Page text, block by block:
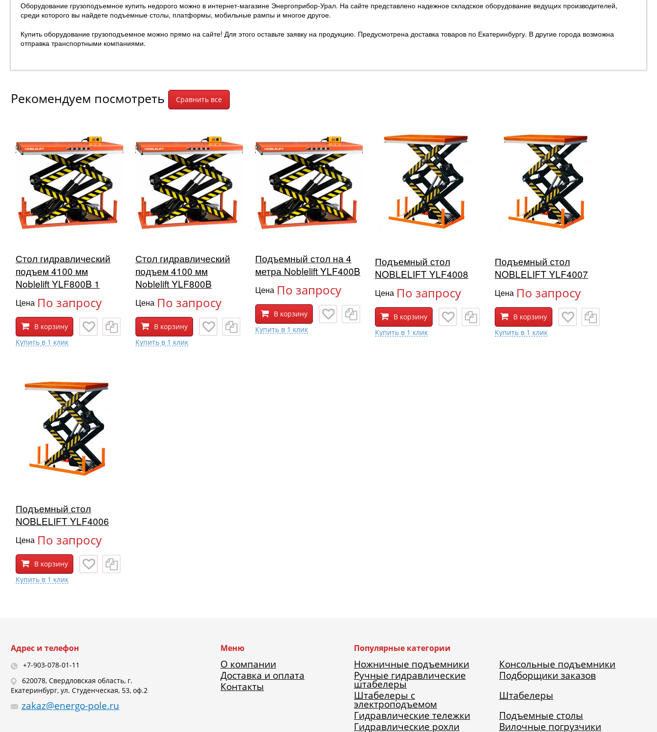
Оборудование грузоподъемное купить недорого можно в интернет-магазине Энергоприбор-Урал. На сайте представлено надежное складское оборудование ведущих производителей,
среди которого вы найдете подъемные столы, платформы, мобильные рампы и многое другое.
Купить оборудование грузоподъемное можно прямо на сайте! Для этого оставьте заявку на продукцию. Предусмотрена доставка товаров по Екатеринбургу. В другие города возможна
отправка транспортными компаниями.
Рекомендуем посмотреть
Стол гидравлический
подъем 4100 мм
Noblelift YLF800B 1
Цена По запросу
В корзину
Стол гидравлический
подъем 4100 мм
Noblelift YLF800B
Цена По запросу
В корзину
Подъемный стол на 4
метра Noblelift YLF400B
Цена По запросу
В корзину
Подъемный стол
NOBLELIFT YLF4008
Цена По запросу
В корзину
Подъемный стол
NOBLELIFT YLF4007
Цена По запросу
В корзину
Подъемный стол
NOBLELIFT YLF4006
Цена По запросу
В корзину
Адрес и телефон
+7-903-078-01-11
620078, Свердловская область, г.
Екатеринбург, ул. Студенческая, 53, оф.2
zakaz@energo-pole.ru
Меню
О компании
Доставка и оплата
Контакты
Популярные категории
Ножничные подъемники
Консольные подъемники
Ручные гидравлические
штабелеры
Подборщики заказов
Штабелеры с
электроподъемом
Штабелеры
Гидравлические тележки
Подъемные столы
Гидравлические рохли
Вилочные погрузчики